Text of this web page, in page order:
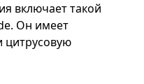
включает такой
Он имеет
цитрусовую